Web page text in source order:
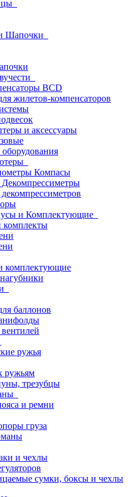
Шапочки
BCD
жилетов-компенсаторов
и аксессуары
Компасы
и Комплектующие
комплекты
комплектующие
баллонов
ружья
ружьям
трезубцы
и ремни
груза
и чехлы
сумки, боксы и чехлы